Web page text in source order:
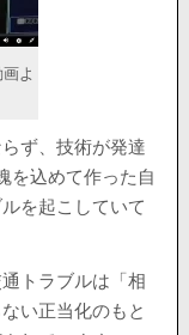
よ
ず、技術が発達
を込めて作った自
を起こしていて
トラブルは「相
い正当化のもと